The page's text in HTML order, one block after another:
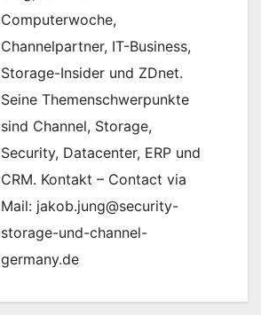
Computerwoche,
Channelpartner, IT-Business,
Storage-Insider und ZDnet.
Seine Themenschwerpunkte
sind Channel, Storage,
Security, Datacenter, ERP und
CRM. Kontakt – Contact via
Mail: jakob.jung@security-
storage-und-channel-
germany.de